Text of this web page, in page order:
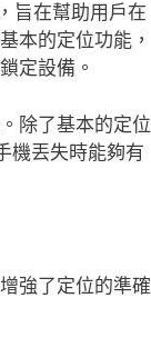
旨在幫助用戶在
本的定位功能，
定設備。
除了基本的定位
機丟失時能夠有
強了定位的準確